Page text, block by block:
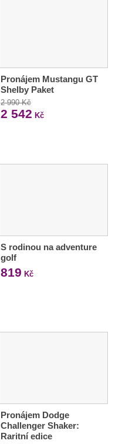
Pronájem Mustangu GT
Shelby Paket
2 990 Kč
2 542 Kč
S rodinou na adventure
golf
819 Kč
Pronájem Dodge
Challenger Shaker:
Raritní edice